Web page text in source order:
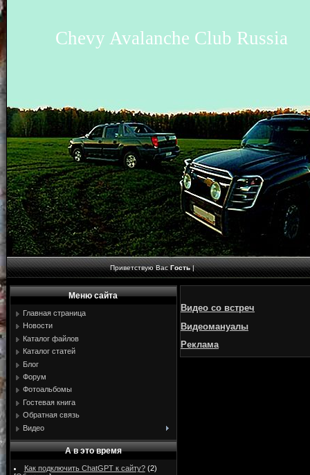
Chevy Avalanche Club Russia
Приветствую Вас Гость|
Меню сайта
Главная страница
Новости
Каталог файлов
Каталог статей
Блог
Форум
Фотоальбомы
Гостевая книга
Обратная связь
Видео
А в это время
Как подключить ChatGPT к сайту? (2)
Видео со встреч
Видеомануалы
Реклама